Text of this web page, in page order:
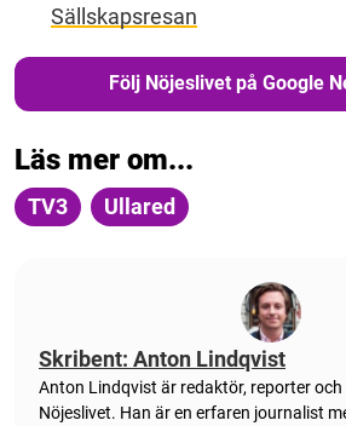
Sällskapsresan
Följ Nöjeslivet på Google
Läs mer om...
TV3 Ullared
Skribent: Anton Lindqvist
Anton Lindqvist är redaktör, reporter
Nöjeslivet. Han är en erfaren journalist